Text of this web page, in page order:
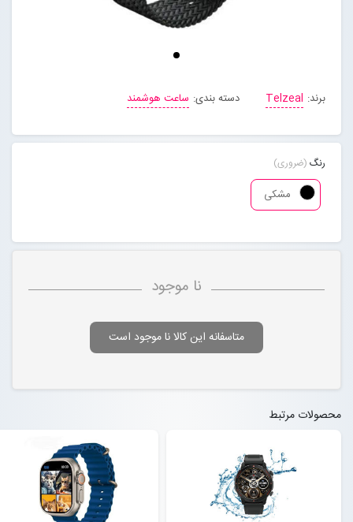
درباره ما
برند: Telzeal دسته بندی: ساعت هوشمند
رنگ (ضروری)
مشکی
نا موجود
متاسفانه این کالا نا موجود است
محصولات مرتبط